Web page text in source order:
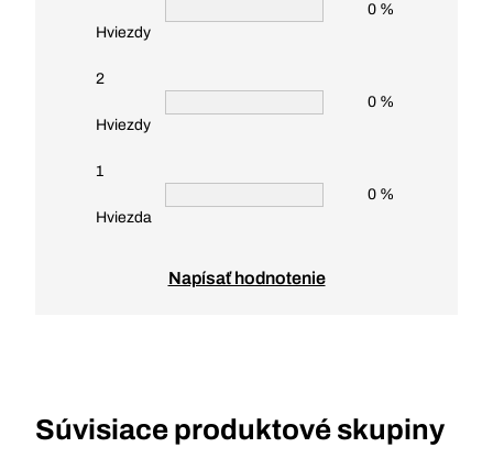
Hviezdy
0 %
2
Hviezdy
0 %
1
Hviezda
0 %
Napísať hodnotenie
Súvisiace produktové skupiny